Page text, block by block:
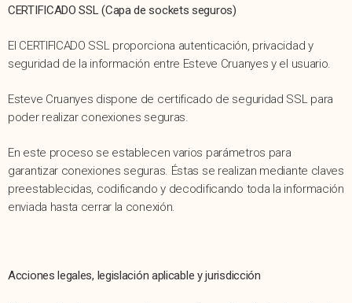
CERTIFICADO SSL (Capa de sockets seguros)
El CERTIFICADO SSL proporciona autenticación, privacidad y
seguridad de la información entre Esteve Cruanyes y el usuario.
Esteve Cruanyes dispone de certificado de seguridad SSL para
poder realizar conexiones seguras.
En este proceso se establecen varios parámetros para
garantizar conexiones seguras. Éstas se realizan mediante claves
preestablecidas, codificando y decodificando toda la información
enviada hasta cerrar la conexión.
Acciones legales, legislación aplicable y jurisdicción